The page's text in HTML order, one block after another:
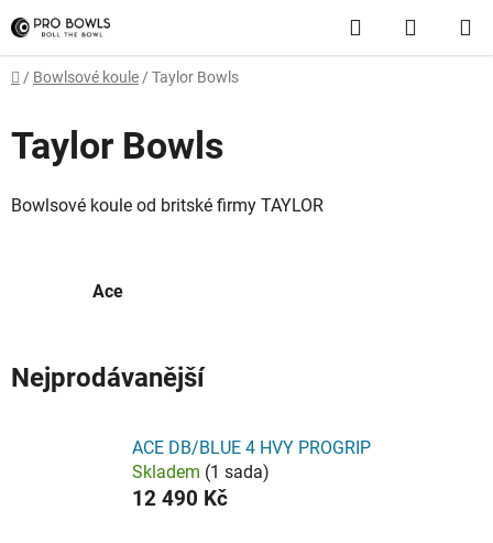
na
obsah
Hledat
KOŠÍK
Domů
/ Bowlsové koule / Taylor Bowls
Taylor Bowls
Bowlsové koule od britské firmy TAYLOR
Ace
Nejprodávanější
ACE DB/BLUE 4 HVY PROGRIP
Skladem (1 sada)
12 490 Kč